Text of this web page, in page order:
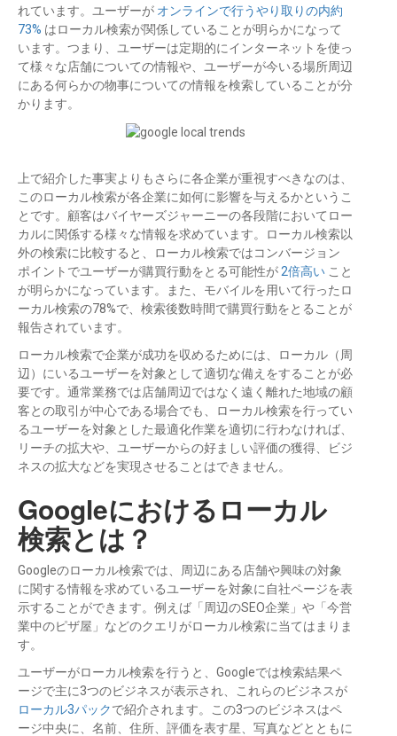
れています。ユーザーが オンラインで行うやり取りの内約
73% はローカル検索が関係していることが明らかになって
います。つまり、ユーザーは定期的にインターネットを使っ
て様々な店舗についての情報や、ユーザーが今いる場所周辺
にある何らかの物事についての情報を検索していることが分
かります。
上で紹介した事実よりもさらに各企業が重視すべきなのは、
このローカル検索が各企業に如何に影響を与えるかというこ
とです。顧客はバイヤーズジャーニーの各段階においてロー
カルに関係する様々な情報を求めています。ローカル検索以
外の検索に比較すると、ローカル検索ではコンバージョン
ポイントでユーザーが購買行動をとる可能性が 2倍高い こと
が明らかになっています。また、モバイルを用いて行ったロ
ーカル検索の78%で、検索後数時間で購買行動をとることが
報告されています。
ローカル検索で企業が成功を収めるためには、ローカル（周
辺）にいるユーザーを対象として適切な備えをすることが必
要です。通常業務では店舗周辺ではなく遠く離れた地域の顧
客との取引が中心である場合でも、ローカル検索を行ってい
るユーザーを対象とした最適化作業を適切に行わなければ、
リーチの拡大や、ユーザーからの好ましい評価の獲得、ビジ
ネスの拡大などを実現させることはできません。
Googleにおけるローカル
検索とは？
Googleのローカル検索では、周辺にある店舗や興味の対象
に関する情報を求めているユーザーを対象に自社ページを表
示することができます。例えば「周辺のSEO企業」や「今営
業中のピザ屋」などのクエリがローカル検索に当てはまりま
す。
ユーザーがローカル検索を行うと、Googleでは検索結果ペ
ージで主に3つのビジネスが表示され、これらのビジネスが
ローカル3パックで紹介されます。この3つのビジネスはペ
ージ中央に、名前、住所、評価を表す星、写真などとともに